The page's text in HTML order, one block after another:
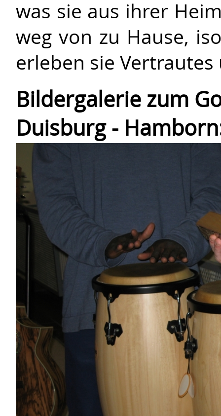
was sie aus ihrer
weg von zu Hause,
erleben sie
Bildergalerie zum
Duisburg -